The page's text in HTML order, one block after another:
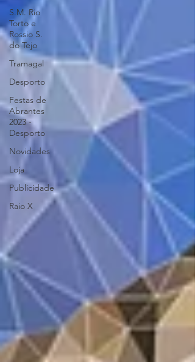
S.M. Rio
Torto e
Rossio S.
do Tejo
Tramagal
Desporto
Festas de
Abrantes
2023 -
Desporto
Novidades
Loja
Publicidade
Raio X